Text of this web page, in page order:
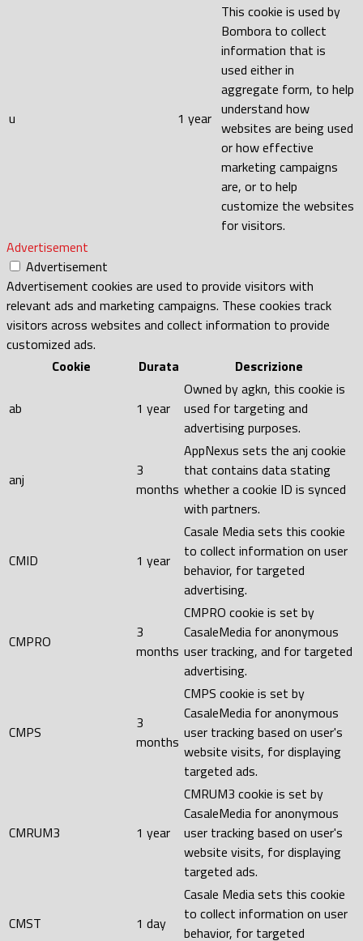
u 1 year
This cookie is used by
Bombora to collect
information that is
used either in
aggregate form, to help
understand how
websites are being used
or how effective
marketing campaigns
are, or to help
customize the websites
for visitors.
Advertisement
Advertisement
Advertisement cookies are used to provide visitors with
relevant ads and marketing campaigns. These cookies track
visitors across websites and collect information to provide
customized ads.
Cookie
Durata Descrizione
ab 1 year
Owned by agkn, this cookie is
used for targeting and
advertising purposes.
anj
3
months
AppNexus sets the anj cookie
that contains data stating
whether a cookie ID is synced
with partners.
CMID 1 year
Casale Media sets this cookie
to collect information on user
behavior, for targeted
advertising.
CMPRO
3
months
CMPRO cookie is set by
CasaleMedia for anonymous
user tracking, and for targeted
advertising.
CMPS
3
months
CMPS cookie is set by
CasaleMedia for anonymous
user tracking based on user's
website visits, for displaying
targeted ads.
CMRUM3 1 year
CMRUM3 cookie is set by
CasaleMedia for anonymous
user tracking based on user's
website visits, for displaying
targeted ads.
CMST 1 day
Casale Media sets this cookie
to collect information on user
behavior, for targeted